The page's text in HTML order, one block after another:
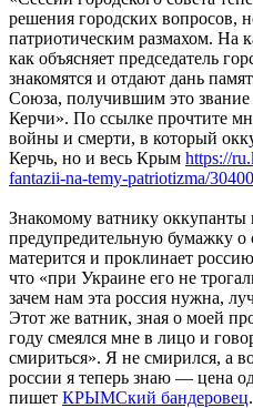
решения городских вопросов,
патриотическим размахом. На
как объясняет председатель
знакомятся и отдают дань
Союза, получившим это звание
Керчи». По ссылке прочтите
войны и смерти, в который
Керчь, но и весь Крым https://
fantazii-na-temy-patriotizma/
Знакомому ватнику
предупредительную бумажку о
матерится и проклинает
что «при Украине его не
зачем нам эта россия нужна,
Этот же ватник, зная о моей
году смеялся мне в лицо и
смириться». Я не смирился, а
россии я теперь знаю — цена
пишет КРЫМСкий бандеровец.